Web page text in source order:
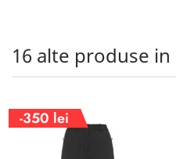
16 alte produse
-350 lei